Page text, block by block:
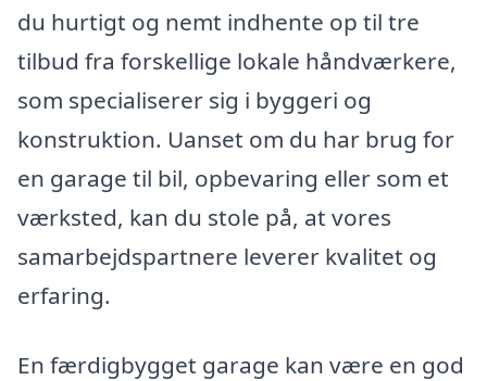
du hurtigt og nemt indhente op til tre
tilbud fra forskellige lokale håndværkere,
som specialiserer sig i byggeri og
konstruktion. Uanset om du har brug for
en garage til bil, opbevaring eller som et
værksted, kan du stole på, at vores
samarbejdspartnere leverer kvalitet og
erfaring.
En færdigbygget garage kan være en god